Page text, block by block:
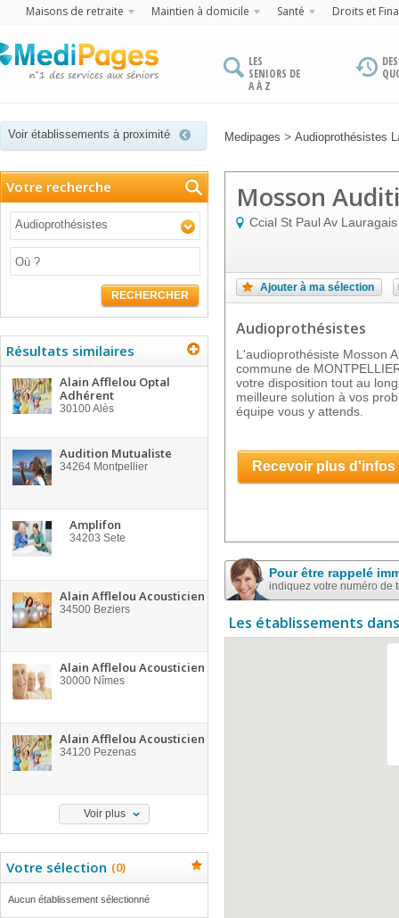
Maisons de retraite Maintien à domicile Santé Droits et
LES
SENIORS DE
A À Z
Voir établissements à proximité Medipages > Audioprothésistes
Votre recherche
Audioprothésistes
RECHERCHER
Résultats similaires
Alain Afflelou Optal
Adhérent
30100Alès
Audition Mutualiste
34264 Montpellier
Amplifon
34203 Sete
Alain Afflelou Acousticien
34500 Beziers
Alain Afflelou Acousticien
30000 Nîmes
Alain Afflelou Acousticien
34120 Pezenas
Voir plus
Votre sélection (0)
Aucun établissement sélectionné
Mosson
Ccial St Paul Av Lauragais
Ajouter à ma sélection
Audioprothésistes
L'audioprothésiste Mosson
commune de
votre disposition tout au
meilleure solution à vos
équipe vous y attends.
Recevoir plus d'infos
Pour être rappelé
indiquez votre numéro de
Les établissements